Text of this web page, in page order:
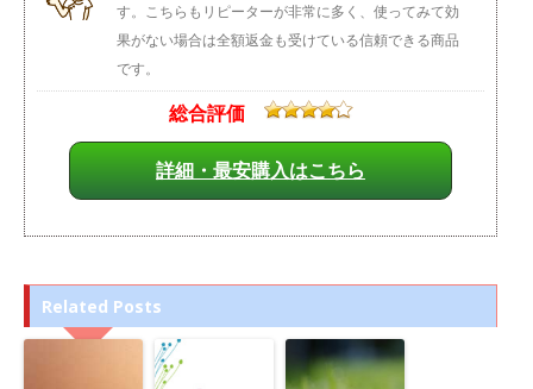
す。こちらもリピーターが非常に多く、使ってみて効
果がない場合は全額返金も受けている信頼できる商品
です。
総合評価
詳細・最安購入はこちら
Related Posts